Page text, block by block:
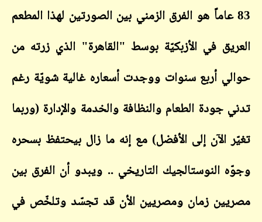
83 عاماً هو الفرق الزمني بين الصورتين لهذا المطعم
العريق في الأزبكيّة بوسط "القاهرة" الذي زرته من
حوالي أربع سنوات ووجدت أسعاره غالية شويّة رغم
تدني جودة الطعام والنظافة والخدمة والإدارة (وربما
تغيّر الآن إلى الأفضل) مع إنه ما زال بيحتفظ بسحره
وجوّه النوستالجيك التاريخي .. ويبدو أن الفرق بين
مصريين زمان ومصريين الأن قد تجسّد وتلخّص في